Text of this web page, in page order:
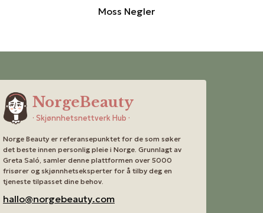
Moss Negler
NorgeBeauty
· Skjønnhetsnettverk Hub ·
Norge Beauty er referansepunktet for de som søker
det beste innen personlig pleie i Norge. Grunnlagt av
Greta Saló, samler denne plattformen over 5000
frisører og skjønnhetseksperter for å tilby deg en
tjeneste tilpasset dine behov.
hallo@norgebeauty.com